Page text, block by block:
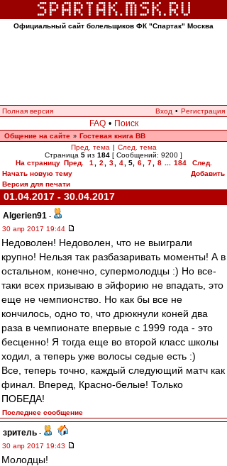
Официальный сайт болельщиков ФК "Спартак" Москва
Полная версия Вход • Регистрация
FAQ • Поиск
Общение на сайте » Гостевая книга ВВ
Пред. тема | След. тема
Страница 5 из 184 [ Сообщений: 9200 ]
На страницу Пред. 1 2 3 4 5, 6 7 8 184
След.
Начать новую тему
Добавить
Версия для печати
01.04.2017 - 30.04.2017
Algerien91 -
30 апр 2017 19:44
Недоволен! Недоволен, что не выиграли
крупно! Нельзя так разбазаривать моменты! А в
остальном, конечно, супермолодцы :) Но все-
таки всех призываю в эйфорию не впадать, это
еще не чемпионство. Но как бы все не
кончилось, одно то, что дрюкнули коней два
раза в чемпионате впервые с 1999 года - это
бесценно! Я тогда еще во второй класс школы
ходил, а теперь уже волосы седые есть :)
Все, теперь точно, каждый следующий матч как
финал. Вперед, Красно-белые! Только
ПОБЕДА!
Последнее сообщение
зpитель -
30 апр 2017 19:43
Молодцы!